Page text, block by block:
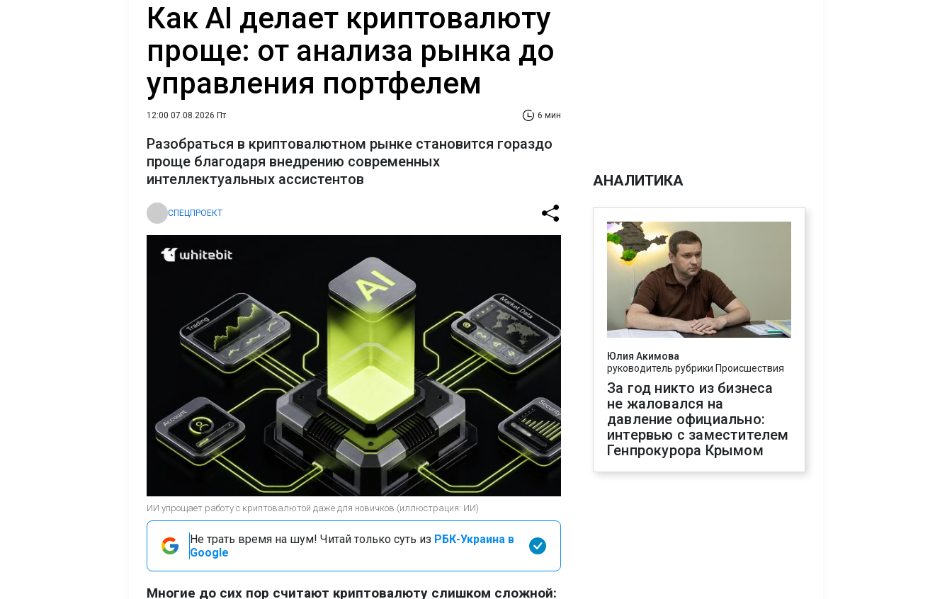
Как AI делает криптовалюту
проще: от анализа рынка до
управления портфелем
12:00 07.08.2026 Пт 6 мин
Разобраться в криптовалютном рынке становится гораздо
проще благодаря внедрению современных
интеллектуальных ассистентов
СПЕЦПРОЕКТ
ИИ упрощает работу с криптовалютой даже для новичков (иллюстрация: ИИ)
Не трать время на шум! Читай только суть из РБК-Украина в
Google
Многие до сих пор считают криптовалюту слишком сложной:
АНАЛИТИКА
Юлия Акимова
руководитель рубрики Происшествия
За год никто из бизнеса
не жаловался на
давление официально:
интервью с заместителем
Генпрокурора Крымом